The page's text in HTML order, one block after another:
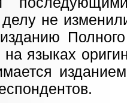
не
на языках